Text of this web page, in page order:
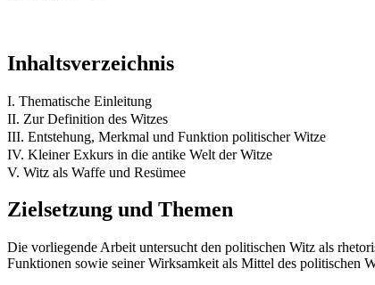
Inhaltsverzeichnis
I. Thematische Einleitung
II. Zur Definition des Witzes
III. Entstehung, Merkmal und Funktion politischer Witze
IV. Kleiner Exkurs in die antike Welt der Witze
V. Witz als Waffe und Resümee
Zielsetzung und Themen
Die vorliegende Arbeit untersucht den politischen Witz als
Funktionen sowie seiner Wirksamkeit als Mittel des politischen